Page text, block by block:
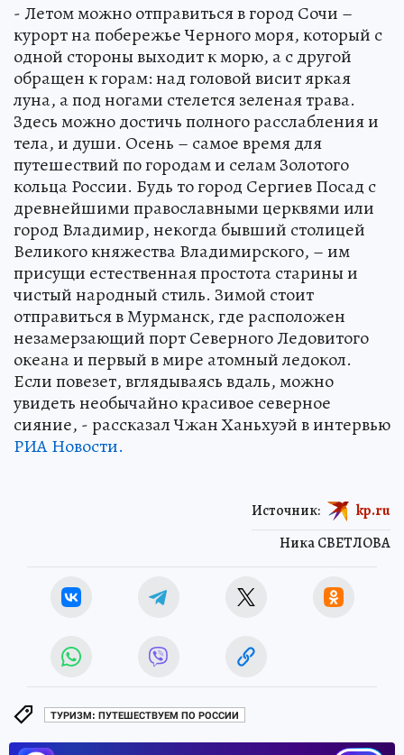
- Летом можно отправиться в город Сочи –
курорт на побережье Черного моря, который с
одной стороны выходит к морю, а с другой
обращен к горам: над головой висит яркая
луна, а под ногами стелется зеленая трава.
Здесь можно достичь полного расслабления и
тела, и души. Осень – самое время для
путешествий по городам и селам Золотого
кольца России. Будь то город Сергиев Посад с
древнейшими православными церквями или
город Владимир, некогда бывший столицей
Великого княжества Владимирского, – им
присущи естественная простота старины и
чистый народный стиль. Зимой стоит
отправиться в Мурманск, где расположен
незамерзающий порт Северного Ледовитого
океана и первый в мире атомный ледокол.
Если повезет, вглядываясь вдаль, можно
увидеть необычайно красивое северное
сияние, - рассказал Чжан Ханьхуэй в интервью
РИА Новости.
Ника СВЕТЛОВА
Источник: kp.ru
ТУРИЗМ: ПУТЕШЕСТВУЕМ ПО РОССИИ